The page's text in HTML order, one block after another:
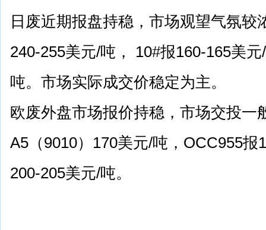
日废近期报盘持稳，市场观望气氛较
240-255美元/吨， 10#报160-165美
吨。市场实际成交价稳定为主。
欧废外盘市场报价持稳，市场交投一
A5（9010）170美元/吨，OCC955报
200-205美元/吨。